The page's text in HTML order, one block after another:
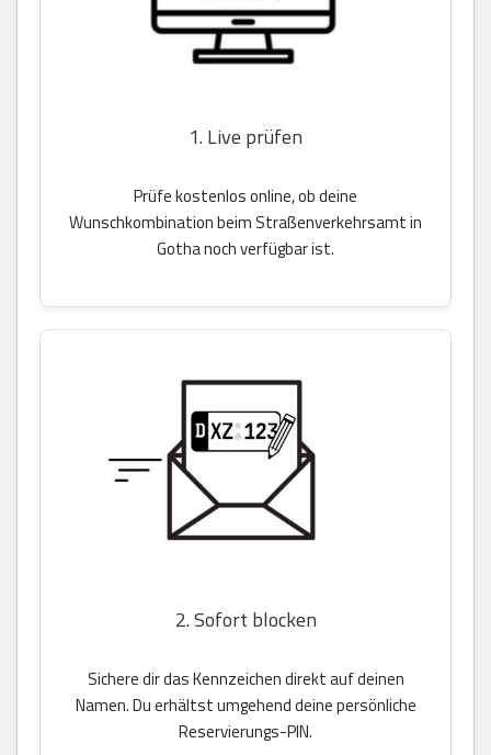
1. Live prüfen
Prüfe kostenlos online, ob deine
Wunschkombination beim Straßenverkehrsamt in
Gotha noch verfügbar ist.
2. Sofort blocken
Sichere dir das Kennzeichen direkt auf deinen
Namen. Du erhältst umgehend deine persönliche
Reservierungs-PIN.